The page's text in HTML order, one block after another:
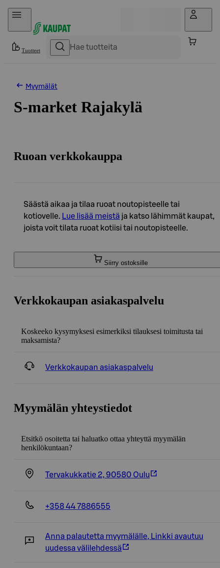
Hyppää sisältöön
Tuotteet
Myymälät
S-market Rajakylä
Ruoan verkkokauppa
Säästä aikaa ja tilaa ruoat noutopisteelle tai
kotiovelle. Lue lisää meistä ja katso lähimmät kaupat,
joista voit tilata ruoat kotiisi tai noutopisteelle.
Siirry ostoksille
Verkkokaupan asiakaspalvelu
Koskeeko kysymyksesi esimerkiksi tilauksesi toimitusta tai
maksamista?
Verkkokaupan asiakaspalvelu
Myymälän yhteystiedot
Etsitkö osoitetta tai haluatko ottaa yhteyttä myymälän
henkilökuntaan?
Tervakukkatie 2, 90580 Oulu
+358 44 7886555
Anna palautetta myymälälle, Linkki avautuu
uudessa välilehdessä